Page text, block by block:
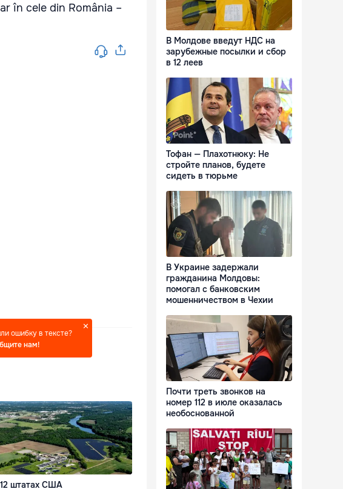
în cele din România –
ошибку в тексте?
нам!
штатах США
В Молдове введут НДС на
зарубежные посылки и сбор
в 12 леев
Тофан — Плахотнюку: Не
стройте планов, будете
сидеть в тюрьме
В Украине задержали
гражданина Молдовы:
помогал с банковским
мошенничеством в Чехии
Почти треть звонков на
номер 112 в июле оказалась
необоснованной